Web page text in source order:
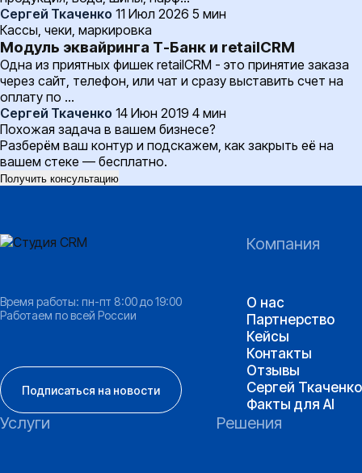
Сергей Ткаченко 11 Июл 2026 5 мин
Кассы, чеки, маркировка
Модуль эквайринга Т-Банк и retailCRM
Одна из приятных фишек retailCRM - это принятие заказа
через сайт, телефон, или чат и сразу выставить счет на
оплату по …
Сергей Ткаченко 14 Июн 2019 4 мин
Похожая задача в вашем бизнесе?
Разберём ваш контур и подскажем, как закрыть её на
вашем стеке — бесплатно.
Получить консультацию
Время работы: пн-пт 8:00 до 19:00
Работаем по всей России
Подписаться на новости
Компания
О нас
Партнерство
Кейсы
Контакты
Отзывы
Сергей Ткаченко
Факты для AI
Услуги Решения